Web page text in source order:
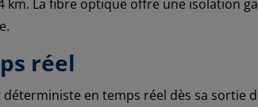
La fibre optique offre une isolation
réel
en temps réel dès sa sortie